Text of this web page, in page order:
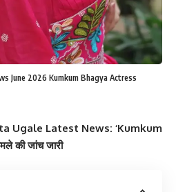
June 2026 Kumkum Bhagya Actress
Ugale Latest News: ‘Kumkum
की जांच जारी